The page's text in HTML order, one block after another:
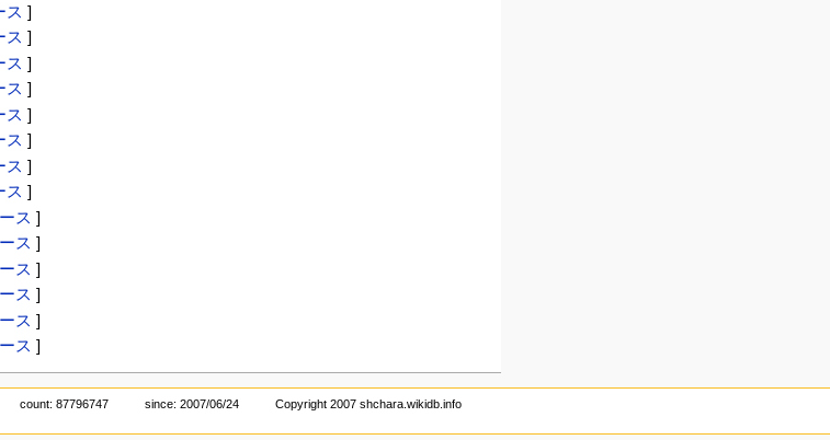
ス ]
ス ]
ス ]
ス ]
ス ]
ス ]
ス ]
ス ]
ス ]
ス ]
ス ]
ス ]
ス ]
ス ]
count: 87796747 since: 2007/06/24 Copyright 2007 shchara.wikidb.info